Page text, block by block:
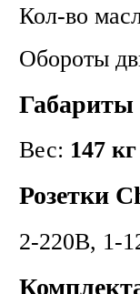
Кол-во
Обороты
Габариты
Вес: 147 кг
Розетки
2-220В, 1-